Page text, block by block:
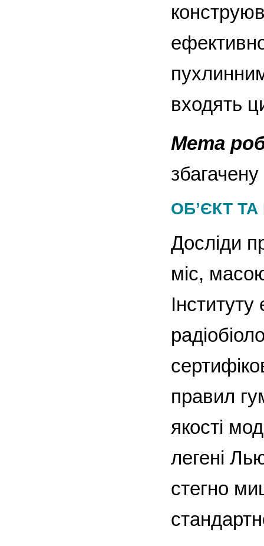
входять
Мета
ОБ’ЄКТ
Досліди
міс,
Інституту
правил
якості
легені
стегно